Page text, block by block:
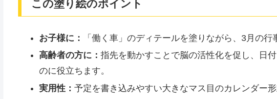
この塗り絵のポイント
お子様に：
「働く車」のディテールを塗りながら、3月の行
高齢者の方に：指先を動かすことで脳の活性化を促し、日
のに役立ちます。
実用性：予定を書き込みやすい大きなマス目のカレンダー形